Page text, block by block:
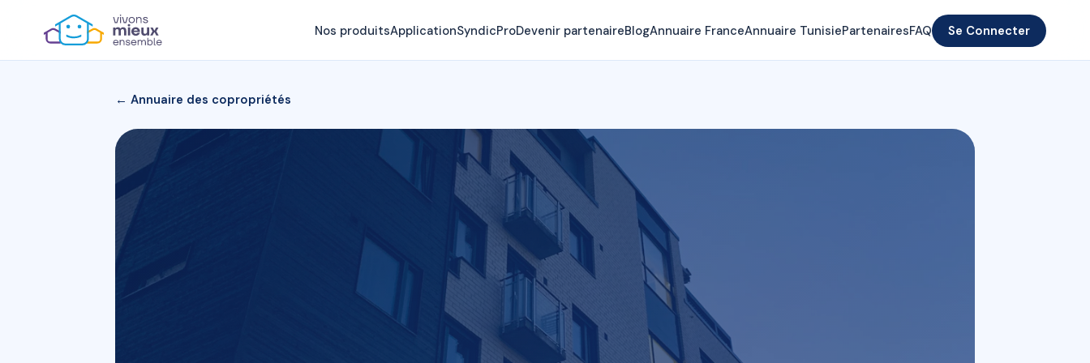
Nos produitsApplicationSyndicProDevenir partenaireBlogAnnuaire FranceAnnuaire TunisiePartenairesFAQ Se Connecter
← Annuaire des copropriétés